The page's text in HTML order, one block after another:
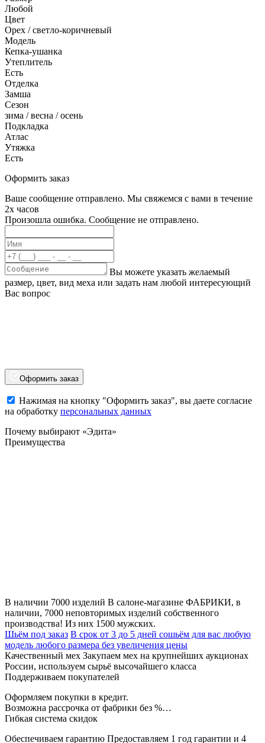
Любой
Цвет
Орех / светло-коричневый
Модель
Кепка-ушанка
Утеплитель
Есть
Отделка
Замша
Сезон
зима / весна / осень
Подкладка
Атлас
Утяжка
Есть
Оформить заказ
Ваше сообщение отправлено. Мы свяжемся с вами в течение
2х часов
Произошла ошибка. Сообщение не отправлено.
Вы можете указать желаемый
размер, цвет, вид меха или задать нам любой интересующий
Вас вопрос
Оформить заказ
Нажимая на кнопку "Оформить заказ", вы даете согласие
на обработку персональных данных
Почему выбирают «Эдита»
Преимущества
В наличии 7000 изделий В салоне-магазине ФАБРИКИ, в
наличии, 7000 неповторимых изделий собственного
производства! Из них 1500 мужских.
Шьём под заказ В срок от 3 до 5 дней сошьём для вас любую
модель любого размера без увеличения цены
Качественный мех Закупаем мех на крупнейших аукционах
России, используем сырьё высочайшего класса
Поддерживаем покупателей
Оформляем покупки в кредит.
Возможна рассрочка от фабрики без %…
Гибкая система скидок
Обеспечиваем гарантию Предоставляем 1 год гарантии и 4